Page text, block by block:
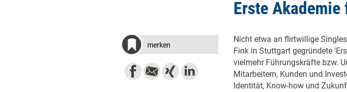
Erste
merken
Nicht etwa an flirtwillige
Fink in Stuttgart gegründete
vielmehr Führungskräfte bzw.
Mitarbeitern, Kunden und
Identität, Know-how und